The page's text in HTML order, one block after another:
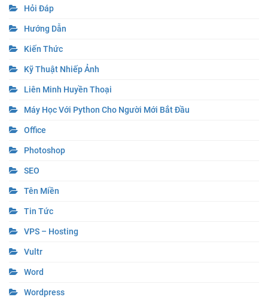
Hỏi Đáp
Hướng Dẫn
Kiến Thức
Kỹ Thuật Nhiếp Ảnh
Liên Minh Huyền Thoại
Máy Học Với Python Cho Người Mới Bắt Đầu
Office
Photoshop
SEO
Tên Miền
Tin Tức
VPS – Hosting
Vultr
Word
Wordpress